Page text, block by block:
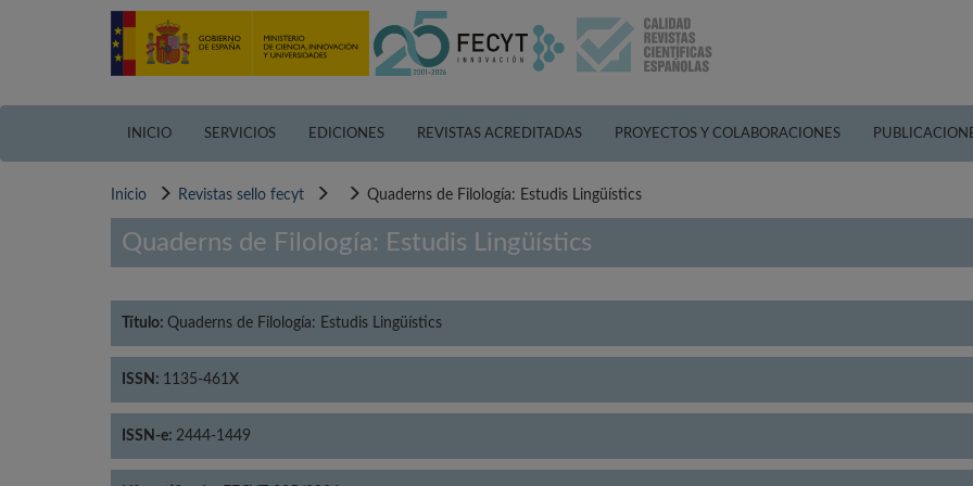
INICIO SERVICIOS EDICIONES REVISTAS ACREDITADAS PROYECTOS Y COLABORACIONES
Inicio Revistas sello fecyt Quaderns de Filología: Estudis Lingüístics
Quaderns de Filología: Estudis Lingüístics
Título: Quaderns de Filología: Estudis Lingüístics
ISSN: 1135-461X
ISSN-e: 2444-1449